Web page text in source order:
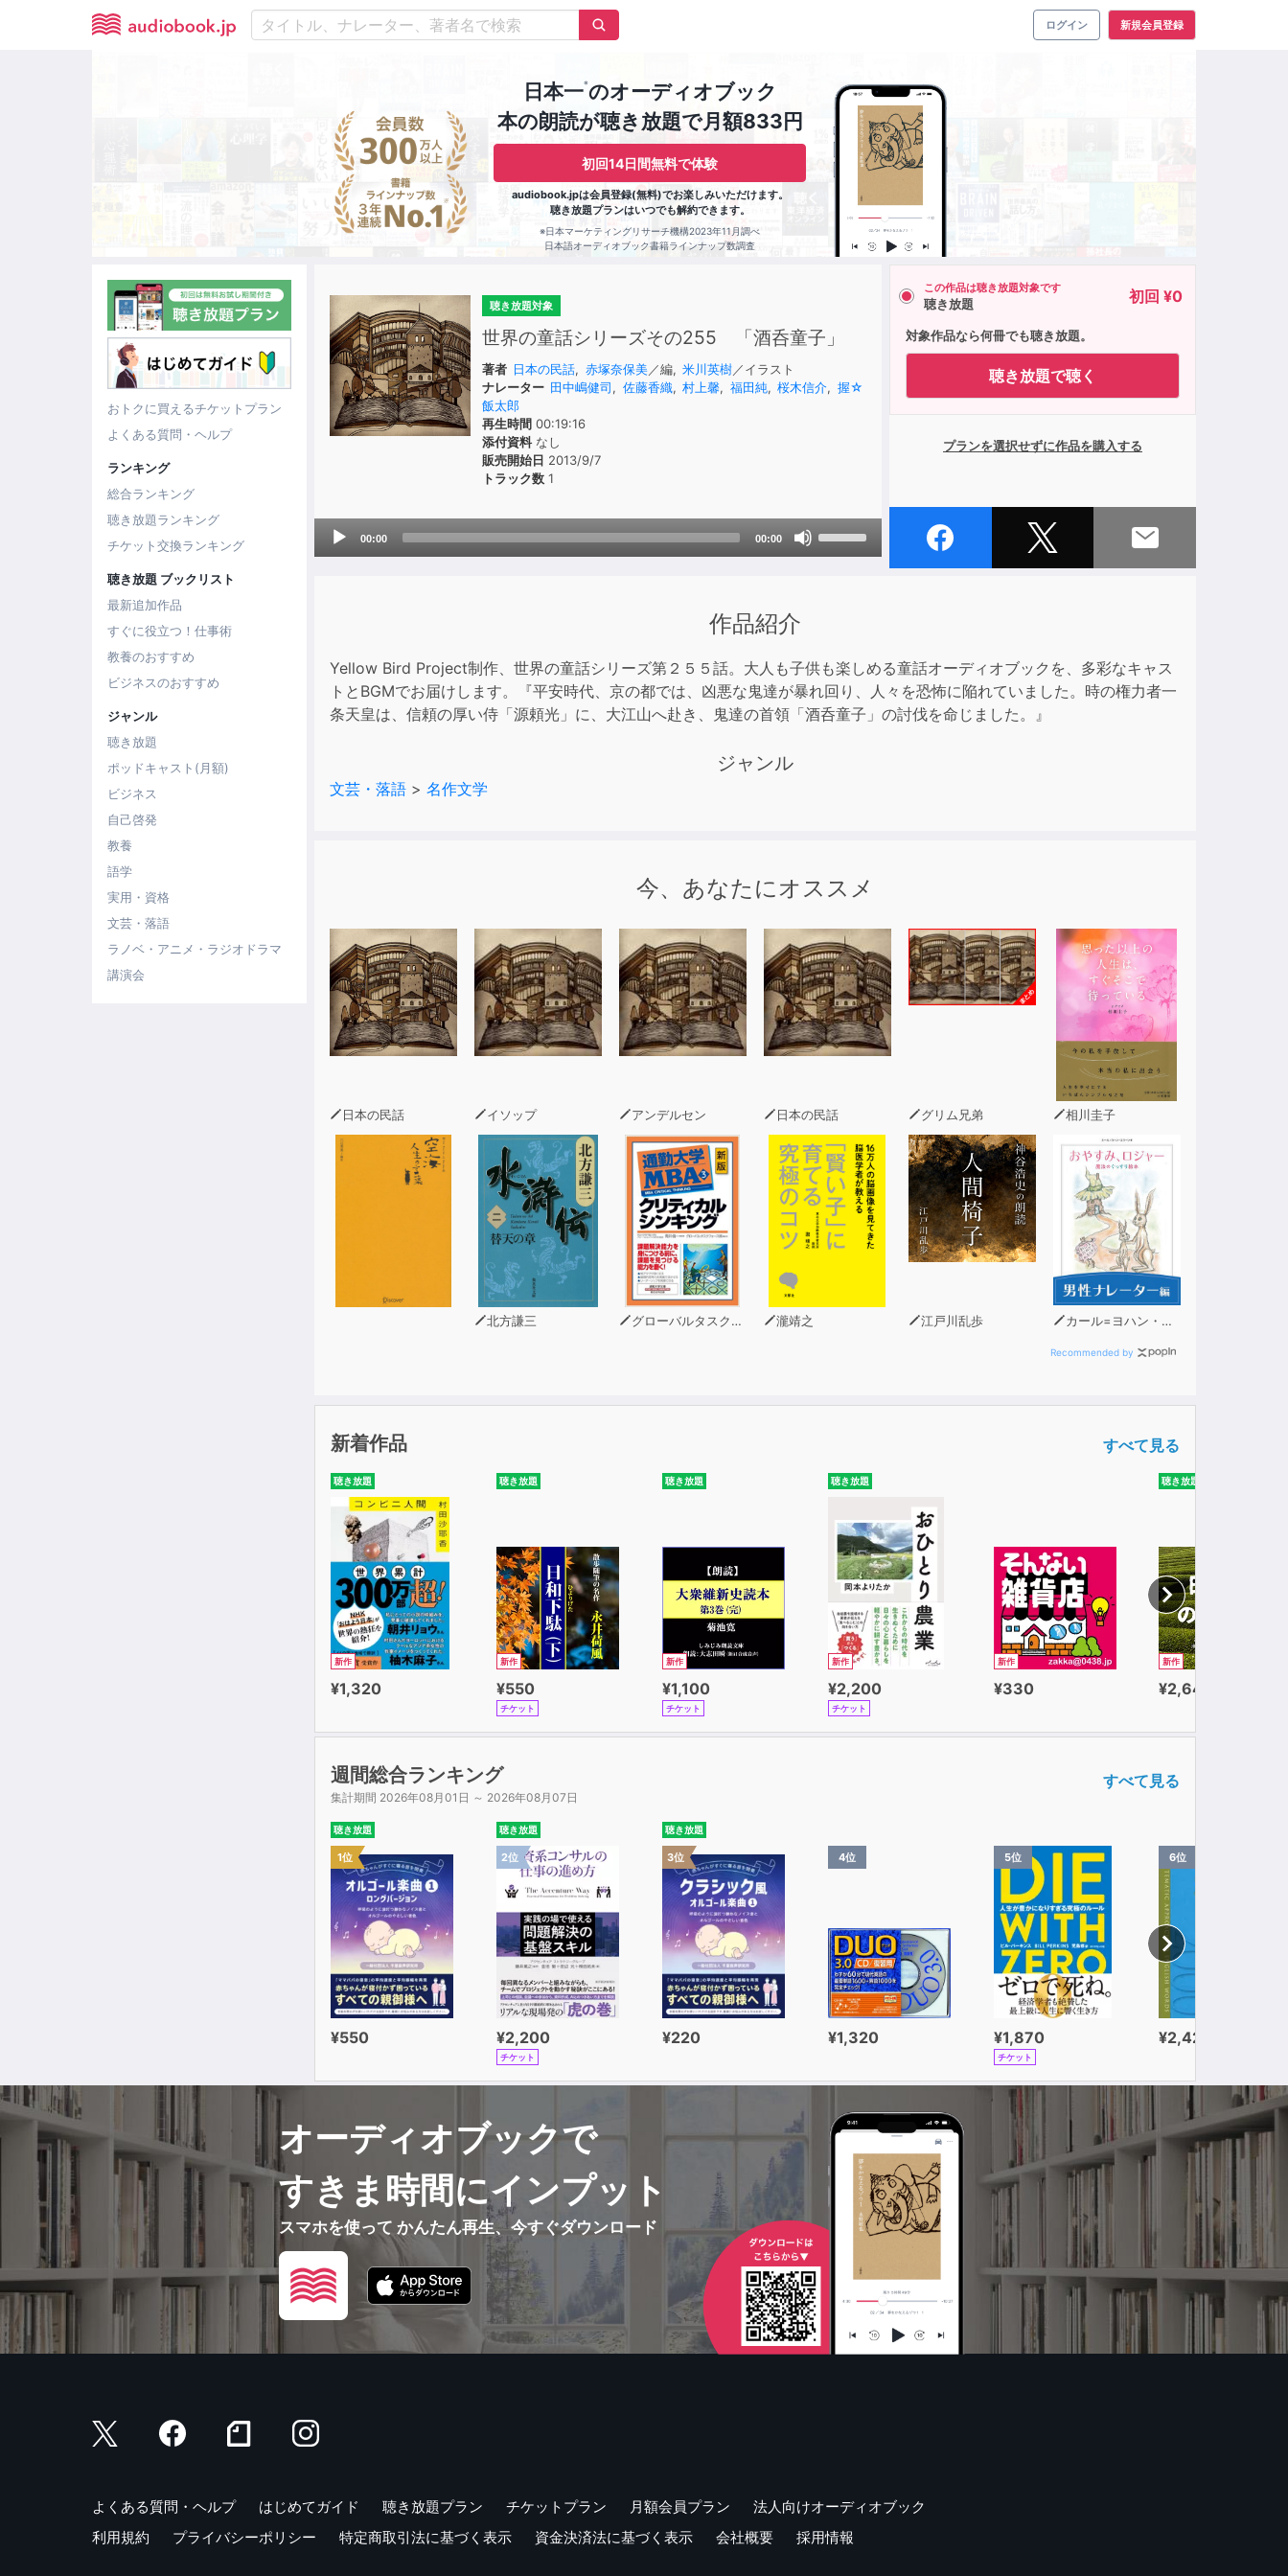
ログイン 新規会員登録
日本一※のオーディオブック
本の朗読が聴き放題で月額833円
初回14日間無料で体験
audiobook.jpは会員登録(無料)でお楽しみいただけます。
聴き放題プランはいつでも解約できます。
※日本マーケティングリサーチ機構2023年11月調べ
日本語オーディオブック書籍ラインナップ数調査
おトクに買えるチケットプラン
よくある質問・ヘルプ
ランキング
総合ランキング
聴き放題ランキング
チケット交換ランキング
聴き放題 ブックリスト
最新追加作品
すぐに役立つ！仕事術
教養のおすすめ
ビジネスのおすすめ
ジャンル
聴き放題
ポッドキャスト(月額)
ビジネス
自己啓発
教養
語学
実用・資格
文芸・落語
ラノベ・アニメ・ラジオドラマ
講演会
聴き放題対象
世界の童話シリーズその255 「酒呑童子」
著者 日本の民話, 赤塚奈保美／編, 米川英樹／イラスト
ナレーター 田中嶋健司, 佐藤香織, 村上馨, 福田純, 桜木信介, 握☆
飯太郎
再生時間00:19:16
添付資料なし
販売開始日 2013/9/7
トラック数1
Audio
00:00 00:00
or
decrease
volume.
この作品は聴き放題対象です
聴き放題 初回 ¥0
対象作品なら何冊でも聴き放題。
聴き放題で聴く
プランを選択せずに作品を購入する
作品紹介
Yellow Bird Project制作、世界の童話シリーズ第２５５話。大人も子供も楽しめる童話オーディオブックを、多彩なキャス
トとBGMでお届けします。『平安時代、京の都では、凶悪な鬼達が暴れ回り、人々を恐怖に陥れていました。時の権力者一
条天皇は、信頼の厚い侍「源頼光」に、大江山へ赴き、鬼達の首領「酒呑童子」の討伐を命じました。』
ジャンル
文芸・落語 > 名作文学
今、あなたにオススメ
日本の民話 イソップ アンデルセン 日本の民話 グリム兄弟 相川圭子
北方謙三 グローバルタスクフォース 瀧靖之 江戸川乱歩 カール=ヨハン・エリーン
Recommended by
新着作品 すべて見る
聴き放題
新作
¥1,320
聴き放題
新作
¥550
チケット
聴き放題
新作
¥1,100
チケット
聴き放題
新作
¥2,200
チケット
新作
¥330
聴き放題
新作
¥2,640
週間総合ランキング
集計期間 2026年08月01日 ～ 2026年08月07日
すべて見る
聴き放題
1位
¥550
聴き放題
2位
¥2,200
チケット
聴き放題
3位
¥220
4位
¥1,320
5位
¥1,870
チケット
6位
¥2,420
オーディオブックで
すきま時間にインプット
スマホを使って かんたん再生、今すぐダウンロード
よくある質問・ヘルプ はじめてガイド 聴き放題プラン チケットプラン 月額会員プラン
法人向けオーディオブック
利用規約
プライバシーポリシー 特定商取引法に基づく表示 資金決済法に基づく表示 会社概要 採用情報